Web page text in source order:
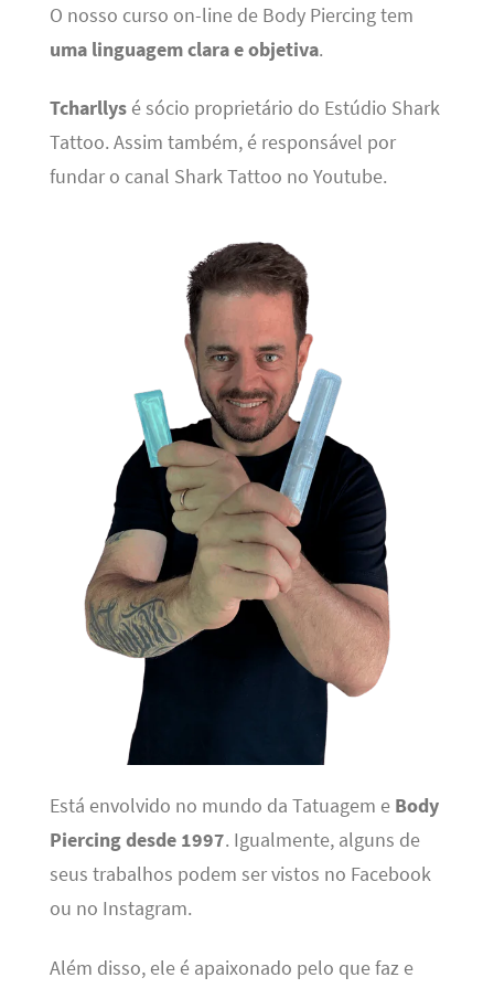
O nosso curso on-line de Body Piercing tem
uma linguagem clara e objetiva.
Tcharllysé sócio proprietário do Estúdio Shark
Tattoo. Assim também, é responsável por
fundar o canal Shark Tattoo no Youtube.
Está envolvido no mundo da Tatuagem e Body
Piercing desde 1997. Igualmente, alguns de
seus trabalhos podem ser vistos no Facebook
ou no Instagram.
Além disso, ele é apaixonado pelo que faz e